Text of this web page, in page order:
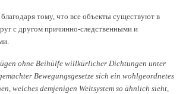
тому, что все объекты существуют в
с другом причинно-следственными и
ohne Beihülfe willkürlicher Dichtungen unter
Bewegungsgesetze sich ein wohlgeordnetes
welches demjenigen Weltsystem so ähnlich sieht,